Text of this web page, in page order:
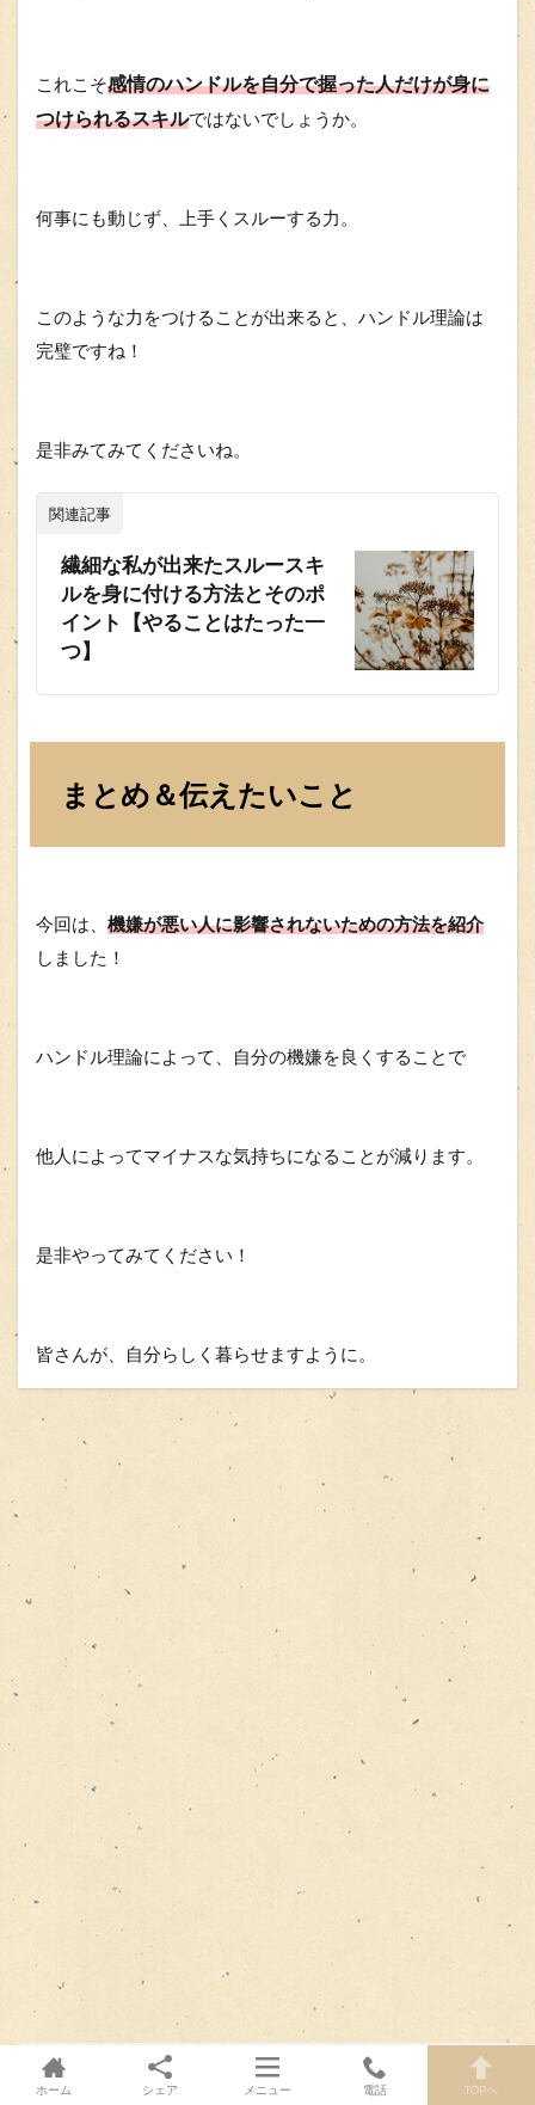
これこそ感情のハンドルを自分で握った人だけが身に
つけられるスキルではないでしょうか。
何事にも動じず、上手くスルーする力。
このような力をつけることが出来ると、ハンドル理論は
完璧ですね！
是非みてみてくださいね。
関連記事
繊細な私が出来たスルースキ
ルを身に付ける方法とそのポ
イント【やることはたった一
つ】
まとめ＆伝えたいこと
今回は、 機嫌が悪い人に影響されないための方法を紹介
しました！
ハンドル理論によって、自分の機嫌を良くすることで
他人によってマイナスな気持ちになることが減ります。
是非やってみてください！
皆さんが、自分らしく暮らせますように。
ホーム シェア メニュー 電話 TOPへ